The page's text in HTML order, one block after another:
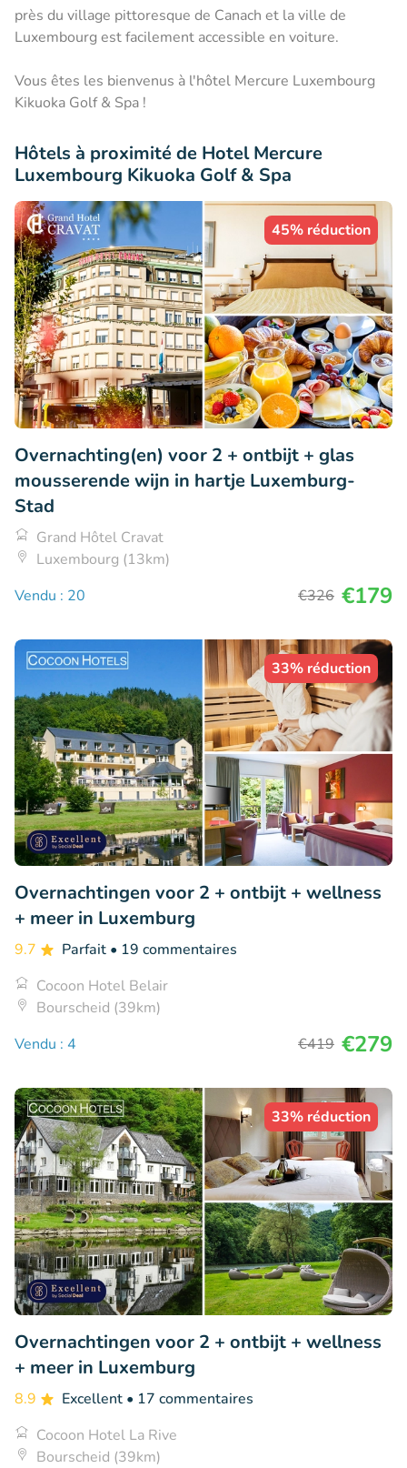
près du village pittoresque de Canach et la ville de
Luxembourg est facilement accessible en voiture.
Vous êtes les bienvenus à l'hôtel Mercure Luxembourg
Kikuoka Golf & Spa !
Hôtels à proximité de Hotel Mercure
Luxembourg Kikuoka Golf & Spa
45% réduction
Overnachting(en) voor 2 + ontbijt + glas
mousserende wijn in hartje Luxemburg-
Stad
Grand Hôtel Cravat
Luxembourg (13km)
Vendu : 20
€326 €179
33% réduction
Overnachtingen voor 2 + ontbijt + wellness
+ meer in Luxemburg
9.7 Parfait • 19 commentaires
Cocoon Hotel Belair
Bourscheid (39km)
Vendu : 4
€419 €279
33% réduction
Overnachtingen voor 2 + ontbijt + wellness
+ meer in Luxemburg
8.9 Excellent • 17 commentaires
Cocoon Hotel La Rive
Bourscheid (39km)